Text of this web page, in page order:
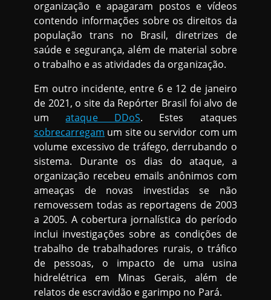
organização e apagaram postos e vídeos
contendo informações sobre os direitos da
população trans no Brasil, diretrizes de
saúde e segurança, além de material sobre
o trabalho e as atividades da organização.
Em outro incidente, entre 6 e 12 de janeiro
de 2021, o site da Repórter Brasil foi alvo de
umataque DDoS. Estes ataques
sobrecarregam um site ou servidor com um
volume excessivo de tráfego, derrubando o
sistema. Durante os dias do ataque, a
organização recebeu emails anônimos com
ameaças de novas investidas se não
removessem todas as reportagens de 2003
a 2005. A cobertura jornalística do período
inclui investigações sobre as condições de
trabalho de trabalhadores rurais, o tráfico
de pessoas, o impacto de uma usina
hidrelétrica em Minas Gerais, além de
relatos de escravidão e garimpo no Pará.